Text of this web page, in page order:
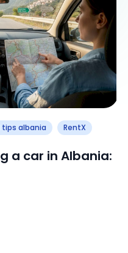
tips albania RentX
a car in Albania: